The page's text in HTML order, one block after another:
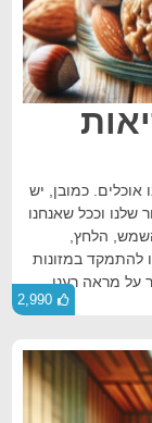
אוכלים. כמובן, יש
וככל שאנחנו
הלחץ,
להתמקד במזונות
על מראה רענן.
2,990